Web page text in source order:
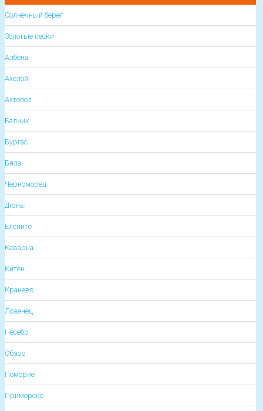
Солнечный берег
Золотые пески
Албена
Ахелой
Ахтопол
Балчик
Бургас
Бяла
Черноморец
Дюны
Елените
Каварна
Китен
Кранево
Лозенец
Несебр
Обзор
Поморие
Приморско